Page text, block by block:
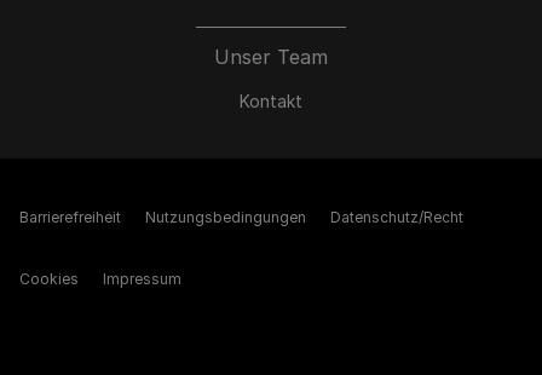
Unser Team
Kontakt
Barrierefreiheit Nutzungsbedingungen Datenschutz/Recht
Cookies Impressum